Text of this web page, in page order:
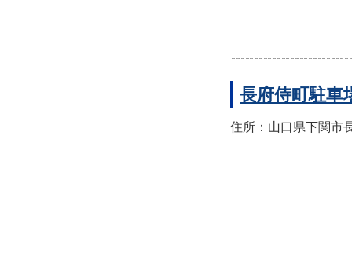
長府侍町駐車
住所：山口県下関市